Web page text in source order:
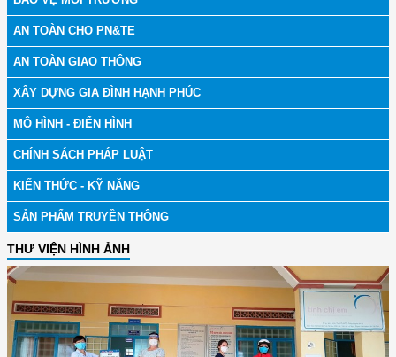
AN TOÀN CHO PN&TE
AN TOÀN GIAO THÔNG
XÂY DỰNG GIA ĐÌNH HẠNH PHÚC
MÔ HÌNH - ĐIỂN HÌNH
CHÍNH SÁCH PHÁP LUẬT
KIẾN THỨC - KỸ NĂNG
SẢN PHẨM TRUYỀN THÔNG
THƯ VIỆN HÌNH ẢNH